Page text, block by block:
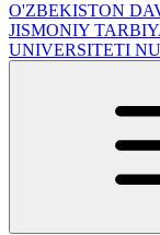
O'ZBEKISTON
JISMONIY
UNIVERSITETI